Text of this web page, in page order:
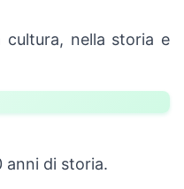
cultura, nella storia e
anni di storia.